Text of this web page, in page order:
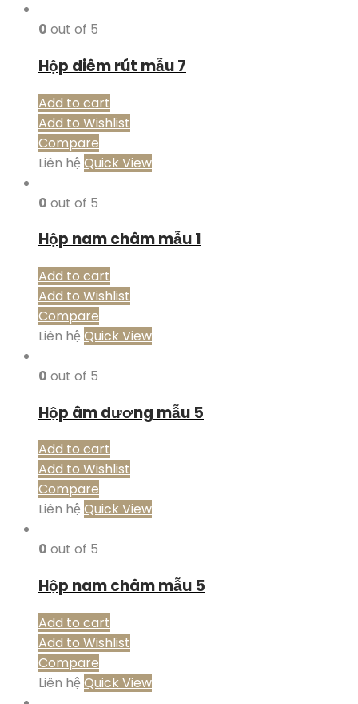
0 out of 5
Hộp diêm rút mẫu 7
Add to cart
Add to Wishlist
Compare
Liên hệ Quick View
0 out of 5
Hộp nam châm mẫu 1
Add to cart
Add to Wishlist
Compare
Liên hệ Quick View
0 out of 5
Hộp âm dương mẫu 5
Add to cart
Add to Wishlist
Compare
Liên hệ Quick View
0 out of 5
Hộp nam châm mẫu 5
Add to cart
Add to Wishlist
Compare
Liên hệ Quick View